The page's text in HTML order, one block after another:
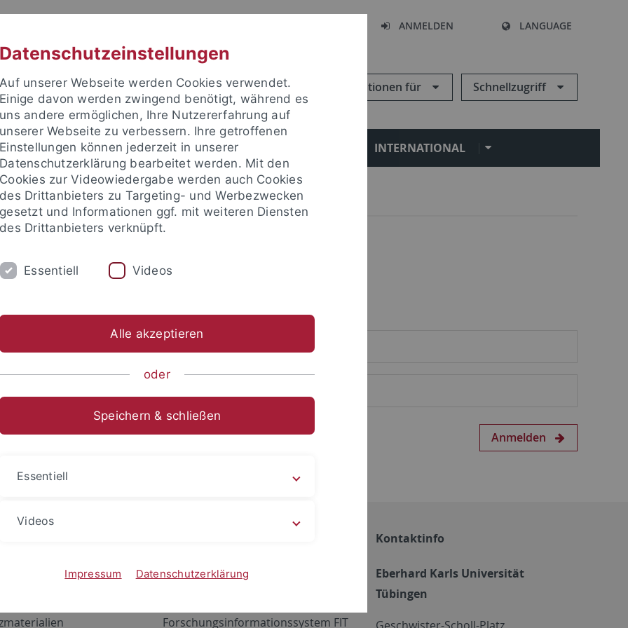
ANMELDEN LANGUAGE
Informationen für Schnellzugriff
FORSCHUNG EINRICHTUNGEN INTERNATIONAL
um sich anzumelden:
Anmelden
Netzwerk
ALMA
Forschungsinformationssystem FIT
Kontaktinfo
Eberhard Karls Universität
Tübingen
Datenschutzeinstellungen
Auf unserer Webseite werden Cookies verwendet.
Einige davon werden zwingend benötigt, während es
uns andere ermöglichen, Ihre Nutzererfahrung auf
unserer Webseite zu verbessern. Ihre getroffenen
Einstellungen können jederzeit in unserer
Datenschutzerklärung bearbeitet werden. Mit den
Cookies zur Videowiedergabe werden auch Cookies
des Drittanbieters zu Targeting- und Werbezwecken
gesetzt und Informationen ggf. mit weiteren Diensten
des Drittanbieters verknüpft.
Essentiell Videos
Alle akzeptieren
oder
Speichern & schließen
Essentiell
Videos
Impressum Datenschutzerklärung